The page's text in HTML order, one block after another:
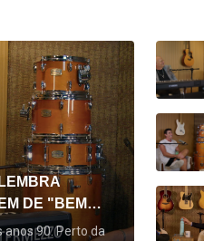
DE "BEM
anos 90. Perto da